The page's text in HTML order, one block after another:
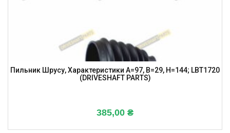
Пильник Шрусу, Характеристики A=97, B=29, H=144; LBT1720
(DRIVESHAFT PARTS)
385,00 ₴